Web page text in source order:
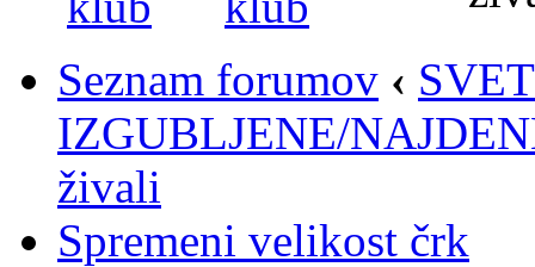
Seznam forumov ‹
IZGUBLJENE/
živali
Spremeni velikost črk